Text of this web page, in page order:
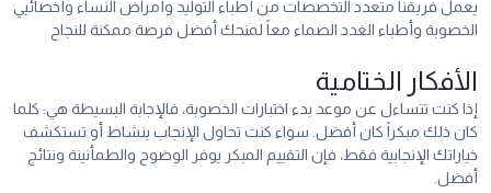
يعمل فريقنا متعدد التخصصات من أطباء التوليد وأمراض النساء وأخصائيي
الخصوبة وأطباء الغدد الصماء معاً لمنحك أفضل فرصة ممكنة للنجاح
الأفكار الختامية
إذا كنت تتساءل عن موعد بدء اختبارات الخصوبة، فالإجابة البسيطة هي: كلما
كان ذلك مبكراً كان أفضل. سواء كنت تحاول الإنجاب بنشاط أو تستكشف
خياراتك الإنجابية فقط، فإن التقييم المبكر يوفر الوضوح والطمأنينة ونتائج
أفضل.